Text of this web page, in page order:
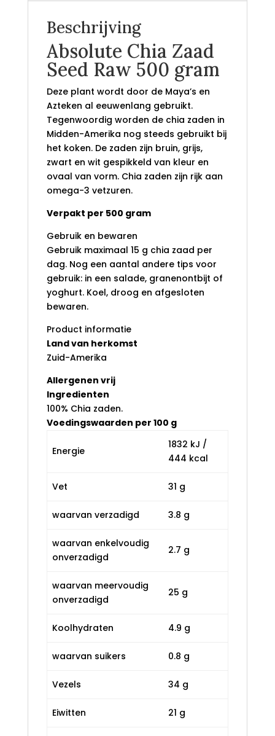
Beschrijving
Absolute Chia Zaad
Seed Raw 500 gram
Deze plant wordt door de Maya’s en
Azteken al eeuwenlang gebruikt.
Tegenwoordig worden de chia zaden in
Midden-Amerika nog steeds gebruikt bij
het koken. De zaden zijn bruin, grijs,
zwart en wit gespikkeld van kleur en
ovaal van vorm. Chia zaden zijn rijk aan
omega-3 vetzuren.
Verpakt per 500 gram
Gebruik en bewaren
Gebruik maximaal 15 g chia zaad per
dag. Nog een aantal andere tips voor
gebruik: in een salade, granenontbijt of
yoghurt. Koel, droog en afgesloten
bewaren.
Product informatie
Land van herkomst
Zuid-Amerika
Allergenen vrij
Ingredienten
100% Chia zaden.
Voedingswaarden per 100 g
Energie
1832 kJ /
444 kcal
Vet 31 g
waarvan verzadigd 3.8 g
waarvan enkelvoudig
onverzadigd
2.7 g
waarvan meervoudig
onverzadigd
25 g
Koolhydraten 4.9 g
waarvan suikers 0.8 g
Vezels 34 g
Eiwitten 21 g